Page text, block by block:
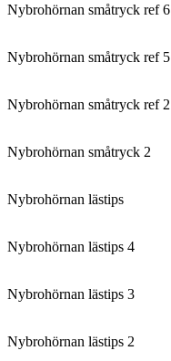
Nybrohörnan småtryck ref 6
Nybrohörnan småtryck ref 5
Nybrohörnan småtryck ref 2
Nybrohörnan småtryck 2
Nybrohörnan lästips
Nybrohörnan lästips 4
Nybrohörnan lästips 3
Nybrohörnan lästips 2